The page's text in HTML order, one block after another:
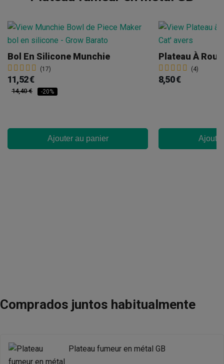
Bol En Silicone Munchie
(17)
11,52 €
14,40 € -20%
Ajouter au panier
(4)
8,50 €
Comprados juntos habitualmente
Plateau fumeur en métal GB